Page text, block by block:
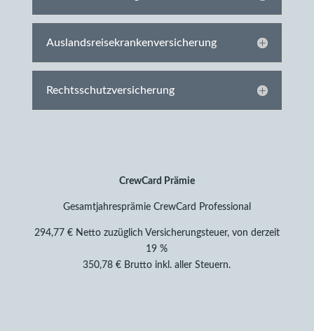
Auslandsreisekrankenversicherung
Rechtsschutzversicherung
CrewCard Prämie
Gesamtjahresprämie CrewCard Professional
294,77 € Netto zuzüglich Versicherungsteuer, von derzeit
19 %
350,78 € Brutto inkl. aller Steuern.